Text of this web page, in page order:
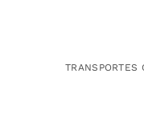
TRANSPORTES